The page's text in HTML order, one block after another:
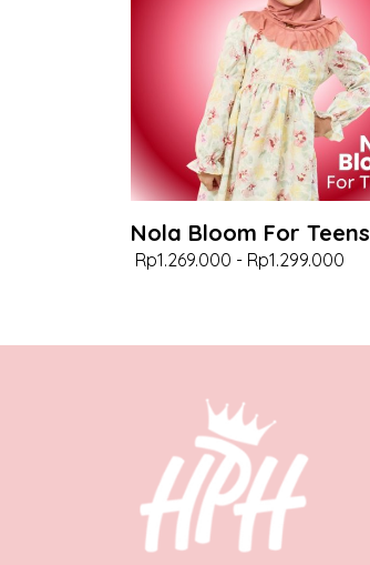
Nola Bloom For Teens
Rp1.269.000 - Rp1.299.000